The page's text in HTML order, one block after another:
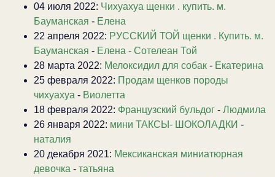
04 июля 2022: Чихуахуа щенки . купить. м.
Бауманская - Елена
22 апреля 2022: РУССКИЙ ТОЙ щенки . Купить. м.
Бауманская - Елена - Сотелеан Той
28 марта 2022: Мелоксидил для собак - Екатерина
25 февраля 2022: Продам щенков породы
чихуахуа - Виолетта
18 февраля 2022: Французский бульдог - Людмила
26 января 2022: мини ТАКСЫ- ШОКОЛАДКИ -
наталия
20 декабря 2021: Мексиканская миниатюрная
девочка - татьяна